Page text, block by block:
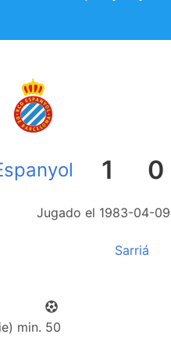
1 0
Jugado el 1983-04-
Sarriá
min. 50